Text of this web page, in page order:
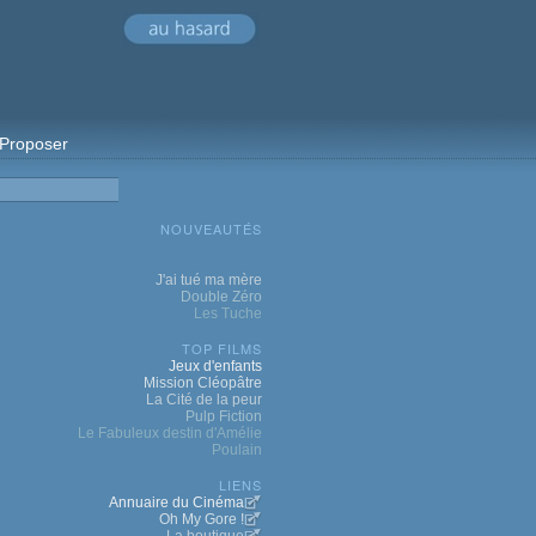
Proposer
NOUVEAUTÉS
J'ai tué ma mère
Double Zéro
Les Tuche
TOP FILMS
Jeux d'enfants
Mission Cléopâtre
La Cité de la peur
Pulp Fiction
Le Fabuleux destin d'Amélie
Poulain
LIENS
Annuaire du Cinéma
Oh My Gore !